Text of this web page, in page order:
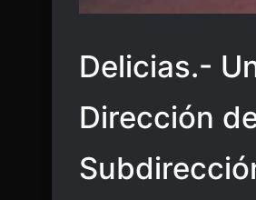
Delicias.-
Dirección